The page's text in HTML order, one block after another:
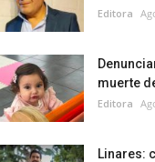
Editora
muerte
Editora
Linares: